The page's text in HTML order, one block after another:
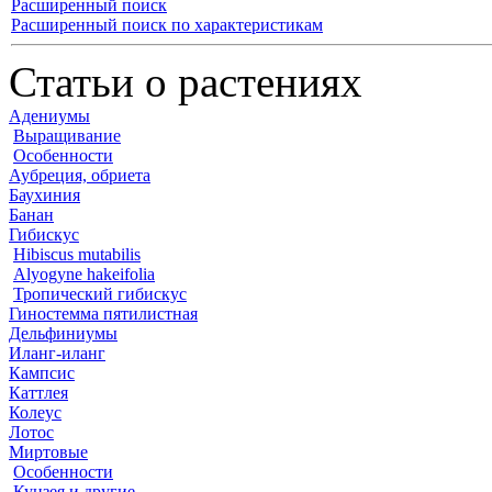
Расширенный поиск
Расширенный поиск по характеристикам
Статьи о растениях
Адениумы
Выращивание
Особенности
Аубреция, обриета
Баухиния
Банан
Гибискус
Hibiscus mutabilis
Alyogyne hakeifolia
Тропический гибискус
Гиностемма пятилистная
Дельфиниумы
Иланг-иланг
Кампсис
Каттлея
Колеус
Лотос
Миртовые
Особенности